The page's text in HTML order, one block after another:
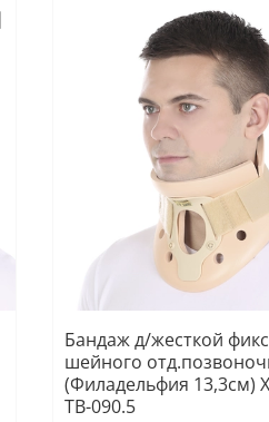
Бандаж д/жесткой
шейного
(Филадельфия 13,3см)
ТВ-090.5